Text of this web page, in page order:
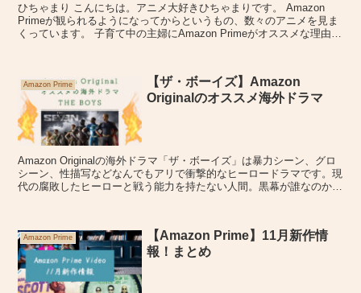
ひちゃまり こんにちは。アニメ大好きひちゃまりです。 Amazon
Primeが観られるようになってからというもの、数々のアニメを見ま
くっています。 子育て中の主婦にAmazon Primeがオススメな理由
Amazon Prime
【ザ・ボーイズ】Amazon
Originalのオススメ海外ドラマ
Amazon Originalの海外ドラマ「ザ・ボーイズ」は暴力シーン、グロ
シーン、性描写などなんでもアリで衝撃的なヒーロードラマです。現
代の腐敗したヒーローと戦う能力を持たない人間。黒幕が誰なのか。
Amazon Prime
【Amazon Prime】11月新作情
報！まとめ